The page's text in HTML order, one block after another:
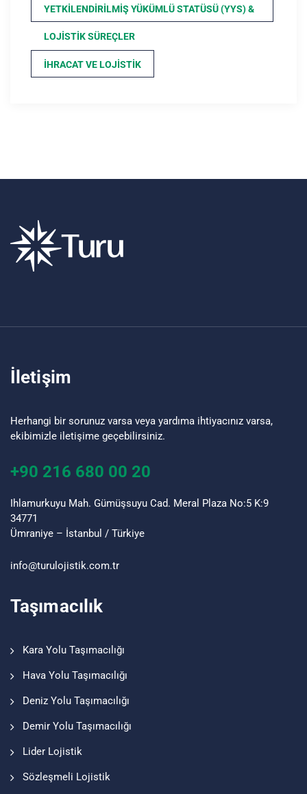
YETKILENDIRILMIŞ YÜKÜMLÜ STATÜSÜ (YYS) &
LOJISTIK SÜREÇLER
İHRACAT VE LOJISTIK
İletişim
Herhangi bir sorunuz varsa veya yardıma ihtiyacınız varsa,
ekibimizle iletişime geçebilirsiniz.
+90 216 680 00 20
Ihlamurkuyu Mah. Gümüşsuyu Cad. Meral Plaza No:5 K:9
34771
Ümraniye – İstanbul / Türkiye
info@turu lojistik.com.tr
Taşımacılık
Kara Yolu Taşımacılığı
Hava Yolu Taşımacılığı
Deniz Yolu Taşımacılığı
Demir Yolu Taşımacılığı
Lider Lojistik
Sözleşmeli Lojistik